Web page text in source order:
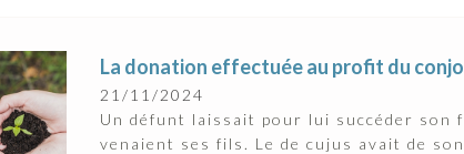
La donation effectuée au profit du
21/11/2024
Un défunt laissait pour lui succéder son
venaient ses fils. Le de cujus avait de